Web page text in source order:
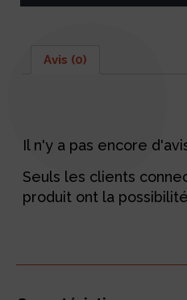
Avis (0)
Il n'y a pas encore
Seuls les clients
produit ont la